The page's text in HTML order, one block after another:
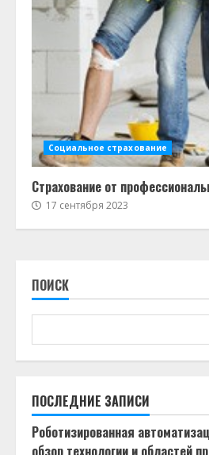
Социальное страхование
Страхование от
17 сентября 2023
ПОИСК
ПОСЛЕДНИЕ ЗАПИСИ
Роботизированная
обзор технологии и областей